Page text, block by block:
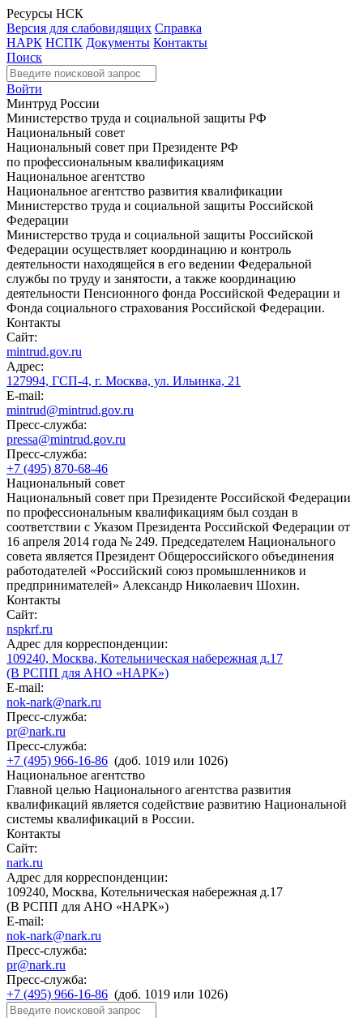
Ресурсы НСК
Версия для слабовидящих Справка
НАРК НСПК Документы Контакты
Поиск
Войти
Минтруд России
Министерство труда и социальной защиты РФ
Национальный совет
Национальный совет при Президенте РФ
по профессиональным квалификациям
Национальное агентство
Национальное агентство развития квалификации
Министерство труда и социальной защиты Российской
Федерации
Министерство труда и социальной защиты Российской
Федерации осуществляет координацию и контроль
деятельности находящейся в его ведении Федеральной
службы по труду и занятости, а также координацию
деятельности Пенсионного фонда Российской Федерации и
Фонда социального страхования Российской Федерации.
Контакты
Сайт:
mintrud.gov.ru
Адрес:
127994, ГСП-4, г. Москва, ул. Ильинка, 21
E-mail:
mintrud@mintrud.gov.ru
Пресс-служба:
pressa@mintrud.gov.ru
Пресс-служба:
+7 (495) 870-68-46
Национальный совет
Национальный совет при Президенте Российской Федерации
по профессиональным квалификациям был создан в
соответствии с Указом Президента Российской Федерации от
16 апреля 2014 года № 249. Председателем Национального
совета является Президент Общероссийского объединения
работодателей «Российский союз промышленников и
предпринимателей» Александр Николаевич Шохин.
Контакты
Сайт:
nspkrf.ru
Адрес для корреспонденции:
109240, Москва, Котельническая набережная д.17
(В РСПП для АНО «НАРК»)
E-mail:
nok-nark@nark.ru
Пресс-служба:
pr@nark.ru
Пресс-служба:
+7 (495) 966-16-86 (доб. 1019 или 1026)
Национальное агентство
Главной целью Национального агентства развития
квалификаций является содействие развитию Национальной
системы квалификаций в России.
Контакты
Сайт:
nark.ru
Адрес для корреспонденции:
109240, Москва, Котельническая набережная д.17
(В РСПП для АНО «НАРК»)
E-mail:
nok-nark@nark.ru
Пресс-служба:
pr@nark.ru
Пресс-служба:
+7 (495) 966-16-86 (доб. 1019 или 1026)